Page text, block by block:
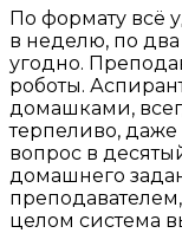
По формату всё
в неделю, по два
угодно.
роботы.
домашками,
терпеливо,
вопрос в
домашнего
целом система